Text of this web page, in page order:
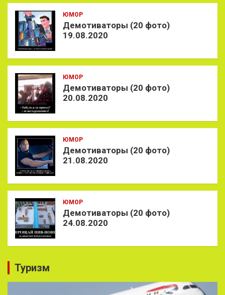
ЮМОР
Демотиваторы (20 фото)
19.08.2020
ЮМОР
Демотиваторы (20 фото)
20.08.2020
ЮМОР
Демотиваторы (20 фото)
21.08.2020
ЮМОР
Демотиваторы (20 фото)
24.08.2020
Туризм